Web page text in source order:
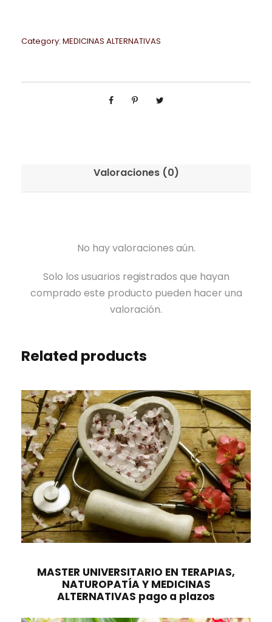
Category: MEDICINAS ALTERNATIVAS
Valoraciones (0)
No hay valoraciones aún.
Solo los usuarios registrados que hayan
comprado este producto pueden hacer una
valoración.
Related products
MASTER UNIVERSITARIO EN TERAPIAS,
NATUROPATÍA Y MEDICINAS
ALTERNATIVAS pago a plazos